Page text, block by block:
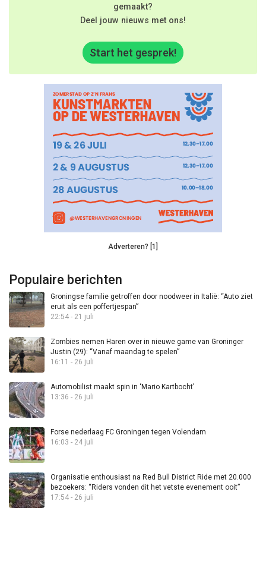
gemaakt?
Deel jouw nieuws met ons!
Start het gesprek!
Adverteren? [1]
Populaire berichten
Groningse familie getroffen door noodweer in Italië: “Auto ziet
eruit als een poffertjespan”
22:54 - 21 juli
Zombies nemen Haren over in nieuwe game van Groninger
Justin (29): “Vanaf maandag te spelen”
16:11 - 26 juli
Automobilist maakt spin in ‘Mario Kartbocht’
13:36 - 26 juli
Forse nederlaag FC Groningen tegen Volendam
16:03 - 24 juli
Organisatie enthousiast na Red Bull District Ride met 20.000
bezoekers: “Riders vonden dit het vetste evenement ooit”
17:54 - 26 juli